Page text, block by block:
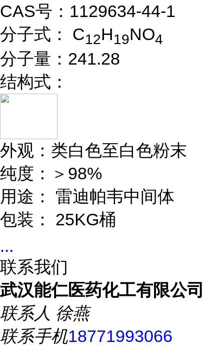
CAS号：1129634-44-1
分子式： C12H19NO4
分子量：241.28
结构式：
外观：类白色至白色粉末
纯度：＞98%
用途： 雷迪帕韦中间体
包装： 25KG桶
...
联系我们
武汉能仁医药化工有限公司
联系人 徐燕
联系手机18771993066